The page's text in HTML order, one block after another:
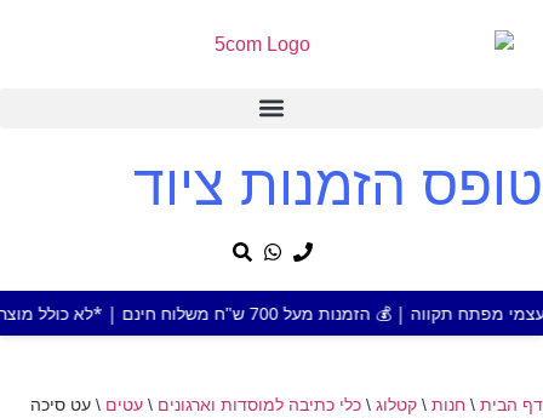
טופס הזמנות ציוד
700 ש"ח משלוח חינם | *לא כולל מוצר או אזור חריג
דף הבית \ חנות \ קטלוג \ כלי כתיבה למוסדות וארגונים \ עטים \ עט סיכה